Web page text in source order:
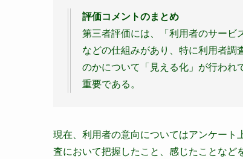
評価コメントのまとめ
第三者評価には、「利用者のサービ
などの仕組みがあり、特に利用者調
のかについて「見える化」が行われ
重要である。
現在、利用者の意向についてはアンケート
査において把握したこと、感じたことなど